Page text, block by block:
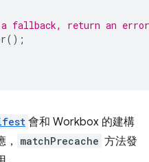
fallback, return an error
();
會和 Workbox 的建構
matchPrecache 方法發